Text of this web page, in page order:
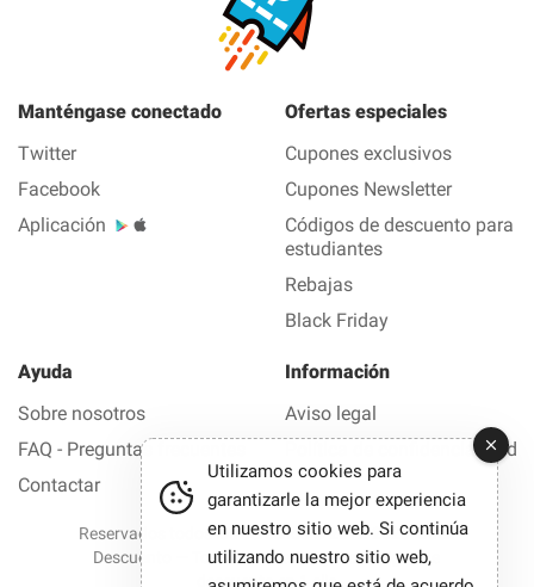
Manténgase conectado
Twitter
Facebook
Aplicación
Ofertas especiales
Cupones exclusivos
Cupones Newsletter
Códigos de descuento para
estudiantes
Rebajas
Black Friday
Ayuda
Sobre nosotros
FAQ - Preguntas frecuentes
Contactar
Información
Aviso legal
Política de confidencialidad
Reservados todos los derechos © 2012-2026 Buen
Descuento — Todas las ofertas y los códigos de
descuento en 1 clic
Utilizamos cookies para
garantizarle la mejor experiencia
en nuestro sitio web. Si continúa
utilizando nuestro sitio web,